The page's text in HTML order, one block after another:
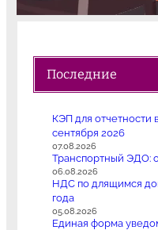
Последние
КЭП для отчетности
сентября 2026
07.08.2026
Транспортный ЭДО:
06.08.2026
НДС по длящимся
года
05.08.2026
Единая форма